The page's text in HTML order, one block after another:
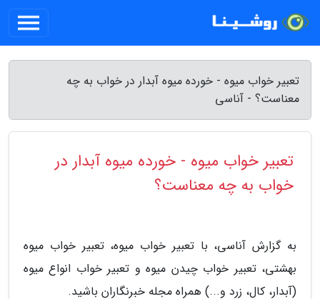
تعبیر خواب میوه - خورده میوه آبدار در خواب به چه
معناست؟ - آناسی
تعبیر خواب میوه - خورده میوه آبدار در
خواب به چه معناست؟
به گزارش آناسی، با تعبیر خواب میوه، تعبیر خواب میوه
بهشتی، تعبیر خواب چیدن میوه و تعبیر خواب انواع میوه
(آبدار، کال، زرد و...) همراه مجله خبرنگاران باشید.